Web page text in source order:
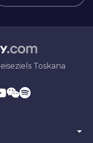
Toskana
arrow_drop_down